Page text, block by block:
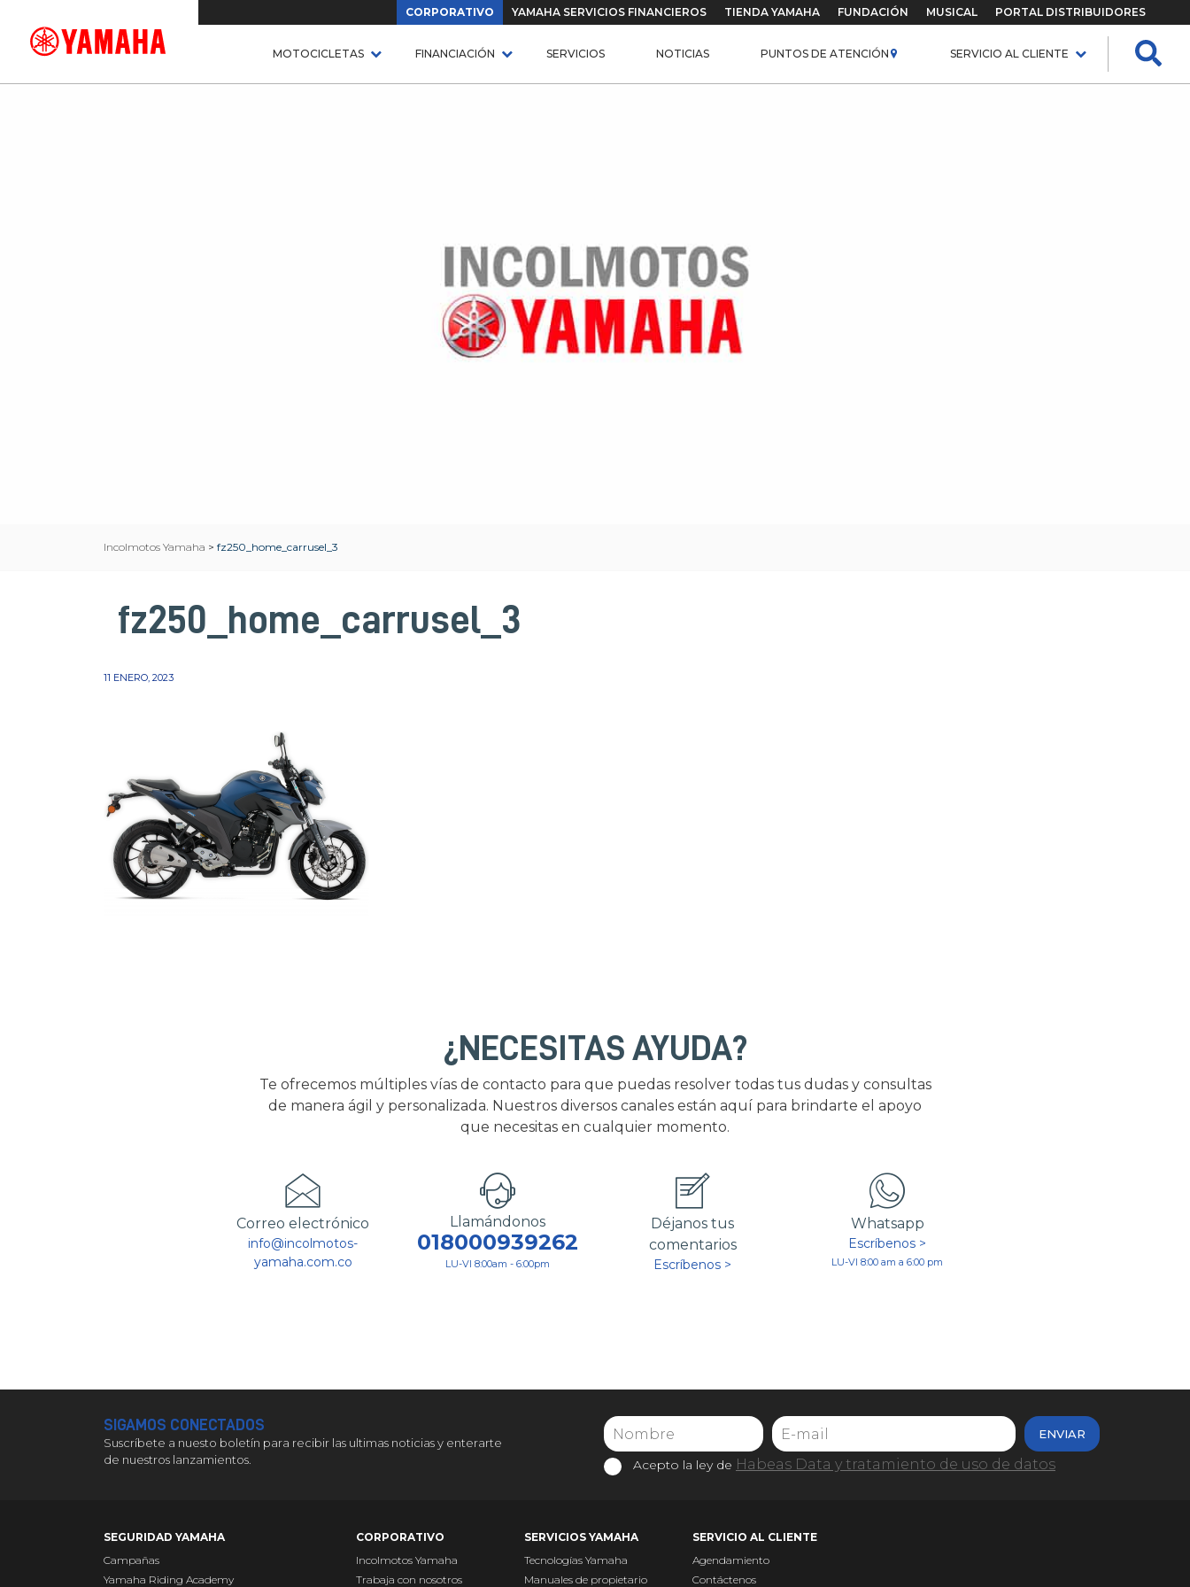
CORPORATIVO YAMAHA SERVICIOS FINANCIEROS TIENDA YAMAHA FUNDACIÓN MUSICAL PORTAL DISTRIBUIDORES
MOTOCICLETAS FINANCIACIÓN SERVICIOS NOTICIAS PUNTOS DE ATENCIÓN SERVICIO AL CLIENTE
Incolmotos Yamaha > fz250_home_carrusel_3
fz250_home_carrusel_3
11 ENERO, 2023
¿NECESITAS AYUDA?
Te ofrecemos múltiples vías de contacto para que puedas resolver todas tus dudas y consultas
de manera ágil y personalizada. Nuestros diversos canales están aquí para brindarte el apoyo
que necesitas en cualquier momento.
Correo electrónico
info@incolmotos-
yamaha.com.co
Llamándonos
018000939262
LU-VI 8:00am - 6:00pm
Déjanos tus
comentarios
Escríbenos >
Whatsapp
Escríbenos >
LU-VI 8:00 am a 6:00 pm
SIGAMOS CONECTADOS
Suscríbete a nuesto boletín para recibir las ultimas noticias y enterarte
de nuestros lanzamientos.
ENVIAR
Acepto la ley de Habeas Data y tratamiento de uso de datos
SEGURIDAD YAMAHA
Campañas
Yamaha Riding Academy
CORPORATIVO
Incolmotos Yamaha
Trabaja con nosotros
SERVICIOS YAMAHA
Tecnologías Yamaha
Manuales de propietario
SERVICIO AL CLIENTE
Agendamiento
Contáctenos